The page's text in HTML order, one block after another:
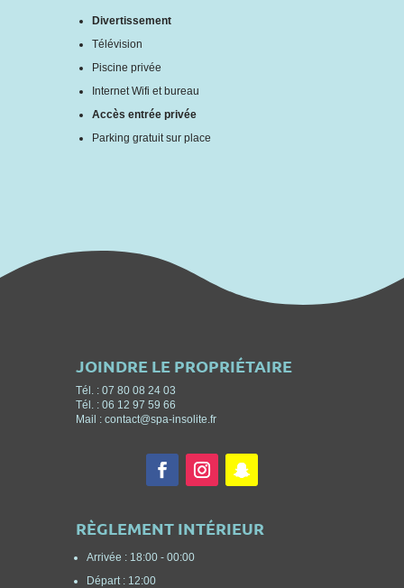
Divertissement
Télévision
Piscine privée
Internet Wifi et bureau
Accès entrée privée
Parking gratuit sur place
JOINDRE LE PROPRIÉTAIRE
Tél. : 07 80 08 24 03
Tél. : 06 12 97 59 66
Mail : contact@spa-insolite.fr
RÈGLEMENT INTÉRIEUR
Arrivée : 18:00 - 00:00
Départ : 12:00